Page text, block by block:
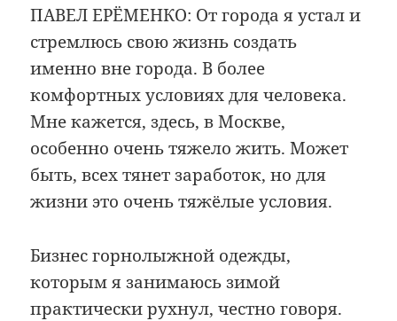
ПАВЕЛ ЕРЁМЕНКО: От города я устал и
стремлюсь свою жизнь создать
именно вне города. В более
комфортных условиях для человека.
Мне кажется, здесь, в Москве,
особенно очень тяжело жить. Может
быть, всех тянет заработок, но для
жизни это очень тяжёлые условия.
Бизнес горнолыжной одежды,
которым я занимаюсь зимой
практически рухнул, честно говоря.